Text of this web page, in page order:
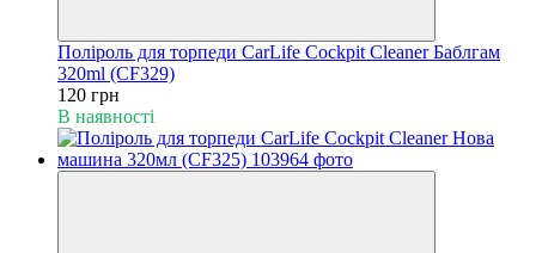
Поліроль для торпеди CarLife Cockpit Cleaner Баблгам
320ml (CF329)
120 грн
В наявності